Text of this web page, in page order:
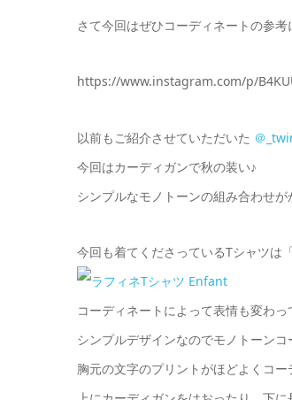
さて今回はぜひコーディネートの参
https://www.instagram.com/p/
以前もご紹介させていただいた ＠
今回はカーディガンで秋の装い♪
シンプルなモノトーンの組み合わせ
今回も着てくださっているTシャツは
コーディネートによって表情も変わっ
シンプルデザインなのでモノトーンコ
胸元の文字のプリントがほどよくコ